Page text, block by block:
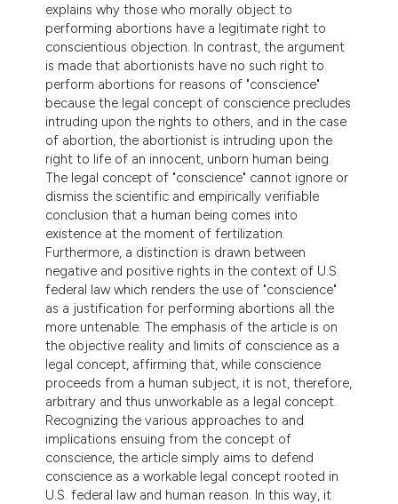
explains why those who morally object to
performing abortions have a legitimate right to
conscientious objection. In contrast, the argument
is made that abortionists have no such right to
perform abortions for reasons of "conscience"
because the legal concept of conscience precludes
intruding upon the rights to others, and in the case
of abortion, the abortionist is intruding upon the
right to life of an innocent, unborn human being.
The legal concept of "conscience" cannot ignore or
dismiss the scientific and empirically verifiable
conclusion that a human being comes into
existence at the moment of fertilization.
Furthermore, a distinction is drawn between
negative and positive rights in the context of U.S.
federal law which renders the use of "conscience"
as a justification for performing abortions all the
more untenable. The emphasis of the article is on
the objective reality and limits of conscience as a
legal concept, affirming that, while conscience
proceeds from a human subject, it is not, therefore,
arbitrary and thus unworkable as a legal concept.
Recognizing the various approaches to and
implications ensuing from the concept of
conscience, the article simply aims to defend
conscience as a workable legal concept rooted in
U.S. federal law and human reason. In this way, it